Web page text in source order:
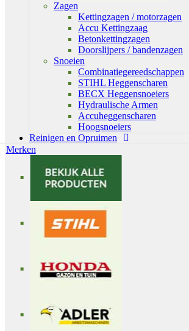
Zagen
Kettingzagen / motorzagen
Accu Kettingzaag
Betonkettingzagen
Doorslijpers / bandenzagen
Snoeien
Combinatiegereedschappen
STIHL Heggenscharen
BECX Heggensnoeiers
Hydraulische Armen
Accuheggenscharen
Hoogsnoeiers
Reinigen en Opruimen
Merken